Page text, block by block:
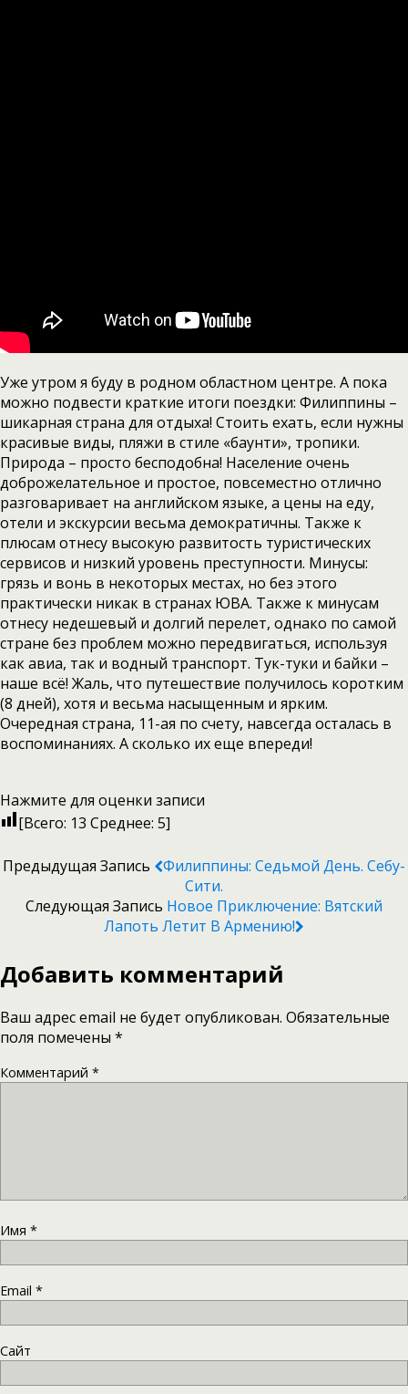
Уже утром я буду в родном областном центре. А пока
можно подвести краткие итоги поездки: Филиппины –
шикарная страна для отдыха! Стоить ехать, если нужны
красивые виды, пляжи в стиле «баунти», тропики.
Природа – просто бесподобна! Население очень
доброжелательное и простое, повсеместно отлично
разговаривает на английском языке, а цены на еду,
отели и экскурсии весьма демократичны. Также к
плюсам отнесу высокую развитость туристических
сервисов и низкий уровень преступности. Минусы:
грязь и вонь в некоторых местах, но без этого
практически никак в странах ЮВА. Также к минусам
отнесу недешевый и долгий перелет, однако по самой
стране без проблем можно передвигаться, используя
как авиа, так и водный транспорт. Тук-туки и байки –
наше всё! Жаль, что путешествие получилось коротким
(8 дней), хотя и весьма насыщенным и ярким.
Очередная страна, 11-ая по счету, навсегда осталась в
воспоминаниях. А сколько их еще впереди!
Нажмите для оценки записи
[Всего: 13 Среднее: 5]
Предыдущая Запись
Филиппины: Седьмой День. Себу-
Сити.
Следующая Запись Новое Приключение: Вятский
Лапоть Летит В Армению!
Добавить комментарий
Ваш адрес email не будет опубликован. Обязательные
поля помечены *
Комментарий *
Имя *
Email *
Сайт